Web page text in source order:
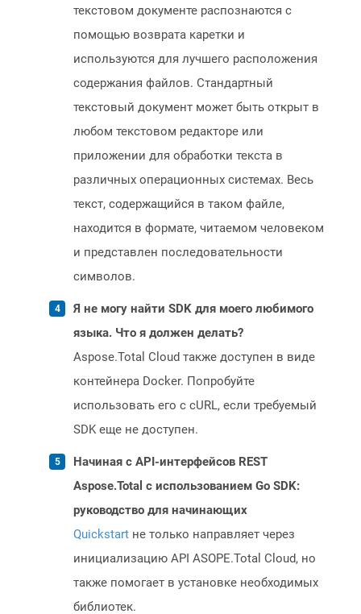
текстовом документе распознаются с
помощью возврата каретки и
используются для лучшего расположения
содержания файлов. Стандартный
текстовый документ может быть открыт в
любом текстовом редакторе или
приложении для обработки текста в
различных операционных системах. Весь
текст, содержащийся в таком файле,
находится в формате, читаемом человеком
и представлен последовательности
символов.
Я не могу найти SDK для моего любимого
языка. Что я должен делать?
Aspose.Total Cloud также доступен в виде
контейнера Docker. Попробуйте
использовать его с cURL, если требуемый
SDK еще не доступен.
Начиная с API-интерфейсов REST
Aspose.Total с использованием Go SDK:
руководство для начинающих
Quickstart не только направляет через
инициализацию API ASOPE.Total Cloud, но
также помогает в установке необходимых
библиотек.